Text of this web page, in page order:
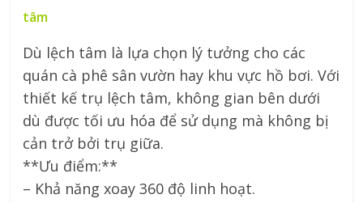
tâm
Dù lệch tâm là lựa chọn lý tưởng cho các
quán cà phê sân vườn hay khu vực hồ bơi. Với
thiết kế trụ lệch tâm, không gian bên dưới
dù được tối ưu hóa để sử dụng mà không bị
cản trở bởi trụ giữa.
**Ưu điểm:**
– Khả năng xoay 360 độ linh hoạt.